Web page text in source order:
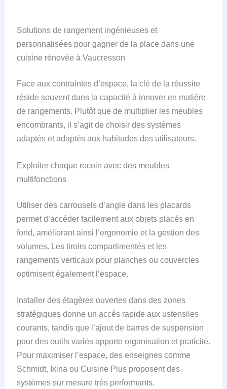
Solutions de rangement ingénieuses et
personnalisées pour gagner de la place dans une
cuisine rénovée à Vaucresson
Face aux contraintes d’espace, la clé de la réussite
réside souvent dans la capacité à innover en matière
de rangements. Plutôt que de multiplier les meubles
encombrants, il s’agit de choisir des systèmes
adaptés et adaptés aux habitudes des utilisateurs.
Exploiter chaque recoin avec des meubles
multifonctions
Utiliser des carrousels d’angle dans les placards
permet d’accéder facilement aux objets placés en
fond, améliorant ainsi l’ergonomie et la gestion des
volumes. Les tiroirs compartimentés et les
rangements verticaux pour planches ou couvercles
optimisent également l’espace.
Installer des étagères ouvertes dans des zones
stratégiques donne un accès rapide aux ustensiles
courants, tandis que l’ajout de barres de suspension
pour des outils variés apporte organisation et praticité.
Pour maximiser l’espace, des enseignes comme
Schmidt, Ixina ou Cuisine Plus proposent des
systèmes sur mesure très performants.